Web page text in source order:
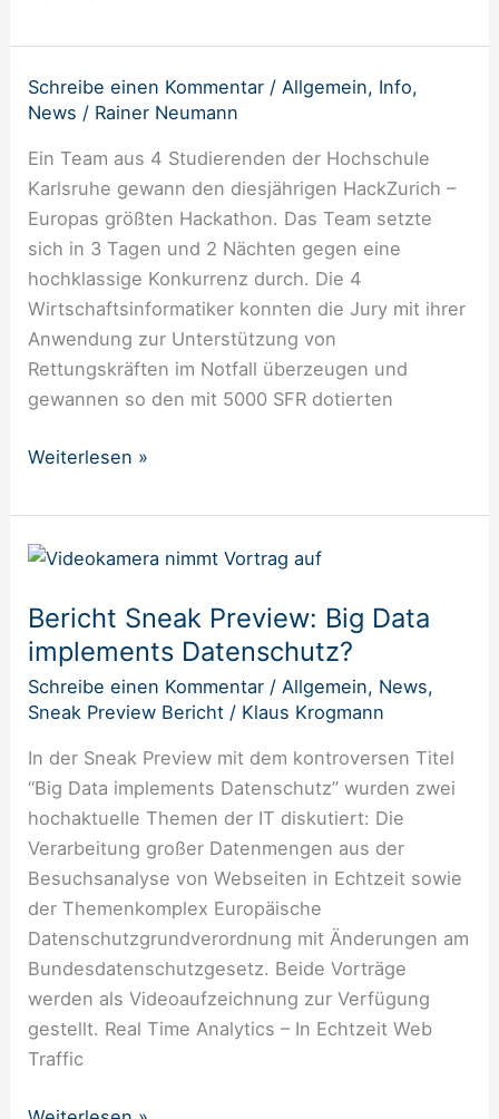
Schreibe einen Kommentar /Allgemein, Info,
News / Rainer Neumann
Ein Team aus 4 Studierenden der Hochschule
Karlsruhe gewann den diesjährigen HackZurich –
Europas größten Hackathon. Das Team setzte
sich in 3 Tagen und 2 Nächten gegen eine
hochklassige Konkurrenz durch. Die 4
Wirtschaftsinformatiker konnten die Jury mit ihrer
Anwendung zur Unterstützung von
Rettungskräften im Notfall überzeugen und
gewannen so den mit 5000 SFR dotierten
Team
der
Hochschule
Karlsruhe
gewinnt
Europas
größten
Hackathon
HackZurich
Weiterlesen »
Bericht Sneak Preview: Big Data
implements Datenschutz?
Schreibe einen Kommentar / Allgemein, News,
Sneak Preview Bericht / Klaus Krogmann
In der Sneak Preview mit dem kontroversen Titel
“Big Data implements Datenschutz” wurden zwei
hochaktuelle Themen der IT diskutiert: Die
Verarbeitung großer Datenmengen aus der
Besuchsanalyse von Webseiten in Echtzeit sowie
der Themenkomplex Europäische
Datenschutzgrundverordnung mit Änderungen am
Bundesdatenschutzgesetz. Beide Vorträge
werden als Videoaufzeichnung zur Verfügung
gestellt. Real Time Analytics – In Echtzeit Web
Traffic
Bericht
Preview:
Big
Data
implements